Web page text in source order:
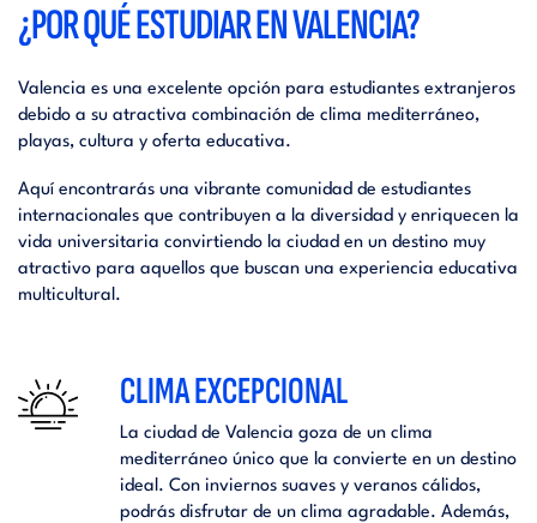
¿POR QUÉ ESTUDIAR EN VALENCIA?
Valencia es una excelente opción para estudiantes extranjeros
debido a su atractiva combinación de clima mediterráneo,
playas, cultura y oferta educativa.
Aquí encontrarás una vibrante comunidad de estudiantes
internacionales que contribuyen a la diversidad y enriquecen la
vida universitaria convirtiendo la ciudad en un destino muy
atractivo para aquellos que buscan una experiencia educativa
multicultural.
CLIMA EXCEPCIONAL
La ciudad de Valencia goza de un clima
mediterráneo único que la convierte en un destino
ideal. Con inviernos suaves y veranos cálidos,
podrás disfrutar de un clima agradable. Además,